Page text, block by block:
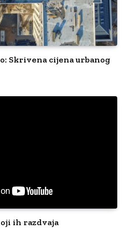
Skrivena cijena urbanog
ih razdvaja